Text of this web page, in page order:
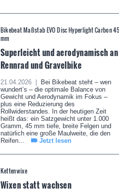
Bikebeat Maßstab EVO Disc Hyperlight Carbon
mm
Superleicht und aerodynamisch an
Rennrad und Gravelbike
21.04.2026 |
Bei Bikebeat steht – wen
wundert’s – die optimale Balance von
Gewicht und Aerodynamik im Fokus –
plus eine Reduzierung des
Rollwiderstandes. In der heutigen Zeit
heißt das: ein Satzgewicht unter 1.000
Gramm, 45 mm tiefe, breite Felgen und
natürlich eine große Maulweite, die den
Reifen...
Jetzt lesen
Kettenwixe
Wixen statt wachsen